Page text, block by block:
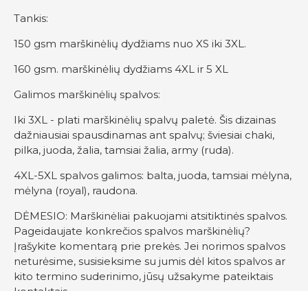
Tankis:
150 gsm marškinėlių dydžiams nuo XS iki 3XL.
160 gsm. marškinėlių dydžiams 4XL ir 5 XL
Galimos marškinėlių spalvos:
Iki 3XL - plati marškinėlių spalvų paletė. Šis dizainas
dažniausiai spausdinamas ant spalvų; šviesiai chaki,
pilka, juoda, žalia, tamsiai žalia, army (ruda).
4XL-5XL spalvos galimos: balta, juoda, tamsiai mėlyna,
mėlyna (royal), raudona.
DĖMESIO: Marškinėliai pakuojami atsitiktinės spalvos.
Pageidaujate konkrečios spalvos marškinėlių?
Įrašykite komentarą prie prekės. Jei norimos spalvos
neturėsime, susisieksime su jumis dėl kitos spalvos ar
kito termino suderinimo, jūsų užsakyme pateiktais